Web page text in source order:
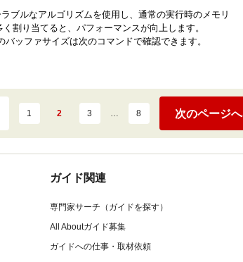
ブルなアルゴリズムを使用し、通常の実行時のメモリ
割り当てると、パフォーマンスが向上します。
ッファサイズは次のコマンドで確認できます。
1 2 3 … 8 次のページへ
ガイド関連
専門家サーチ（ガイドを探す）
All Aboutガイド募集
ガイドへの仕事・取材依頼